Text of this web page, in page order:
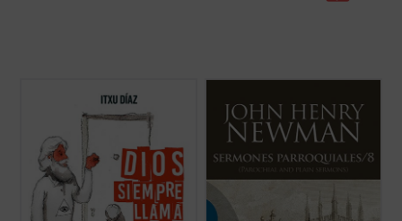
¿Qué tienen en común John Wayne, Juan
The Blues Brothers
Amy MacDonald, los cristianos
martirizados en la guerra siria y el
guionista de
El humorista y periodista Itxu Díaz realiza
una ...
(ver ficha)
textos reunidos en este último volumen de
Sermones parroquiales
no formaron
parte de la primera edición de 1842, previa
a la conversión de Newman al catolicismo,